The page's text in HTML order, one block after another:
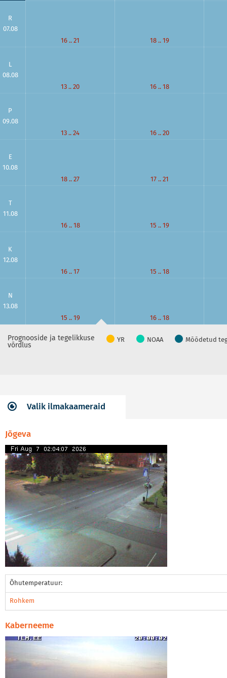
R
07.08
16 .. 21
18 .. 19
L
08.08
13 .. 20
16 .. 18
P
09.08
13 .. 24
16 .. 20
E
10.08
18 .. 27
17 .. 21
T
11.08
16 .. 18
15 .. 19
K
12.08
16 .. 17
15 .. 18
N
13.08
15 .. 19
16 .. 18
YR NOAA Mõõdetud
Prognooside ja tegelikkuse
võrdlus
Valik ilmakaameraid
Jõgeva
Õhutemperatuur:
Rohkem
Kaberneeme